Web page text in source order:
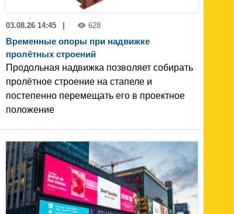
03.08.26 14:45 | 628
Временные опоры при надвижке
пролётных строений
Продольная надвижка позволяет собирать
пролётное строение на стапеле и
постепенно перемещать его в проектное
положение